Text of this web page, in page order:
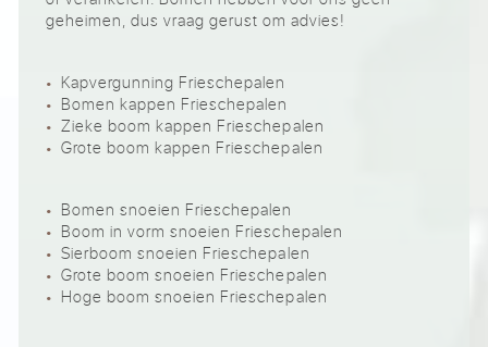
geheimen, dus vraag gerust om advies!
Kapvergunning Frieschepalen
Bomen kappen Frieschepalen
Zieke boom kappen Frieschepalen
Grote boom kappen Frieschepalen
Bomen snoeien Frieschepalen
Boom in vorm snoeien Frieschepalen
Sierboom snoeien Frieschepalen
Grote boom snoeien Frieschepalen
Hoge boom snoeien Frieschepalen